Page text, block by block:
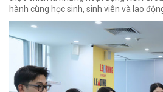
hành cùng học sinh, sinh viên và lao